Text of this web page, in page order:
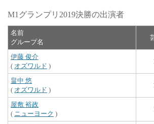
M1グランプリ2019決勝の出演者
名前
グループ名
伊藤 俊介
( オズワルド )
畠中 悠
( オズワルド )
屋敷 裕政
( ニューヨーク )